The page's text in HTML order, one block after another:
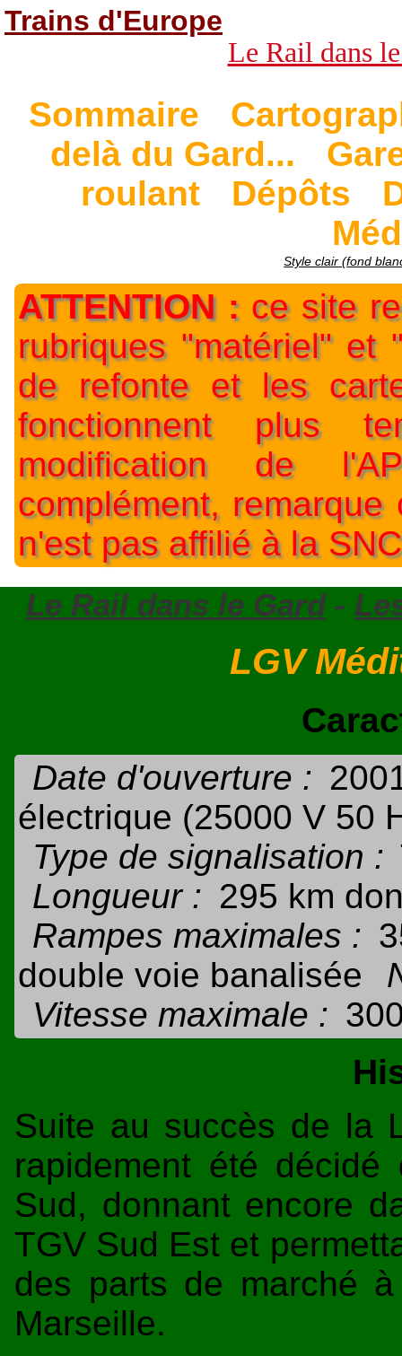
Trains d'Europe
Le Rail dans
Sommaire
delà du Gard...
roulant
Dépôts
Style clair (fond
ATTENTION :ce site
rubriques "matériel" et
de refonte et les
fonctionnent plus
modification de
complément,
n'est pas affilié à la
Le Rail dans le Gard-
LGV
Date d'ouverture :
électrique (25000 V 50
Type de signalisation :
Longueur : 295 km
Rampes maximales :
double voie banalisée
Vitesse maximale :
Suite au succès de la
rapidement été
Sud, donnant encore
TGV Sud Est et
des parts de marché
Marseille.